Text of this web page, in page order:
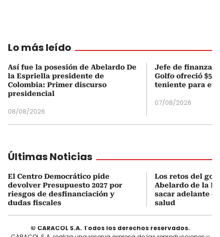
Lo más leído
Así fue la posesión de Abelardo De
la Espriella presidente de
Colombia: Primer discurso
presidencial
08/08/2026
Jefe de finanzas
Golfo ofreció
teniente para
07/08/2026
Últimas Noticias
El Centro Democrático pide
devolver Presupuesto 2027 por
riesgos de desfinanciación y
dudas fiscales
Los retos del
Abelardo de la
sacar adelante
salud
© CARACOL S.A. Todos los derechos reservados.